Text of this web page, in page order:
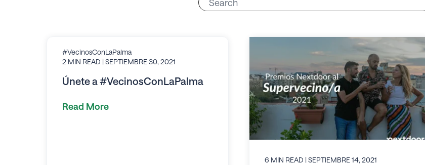
#VecinosConLaPalma
2 MIN READ | SEPTIEMBRE 30, 2021
Únete a #VecinosConLaPalma
Read More
6 MIN READ | SEPTIEMBRE 14, 2021